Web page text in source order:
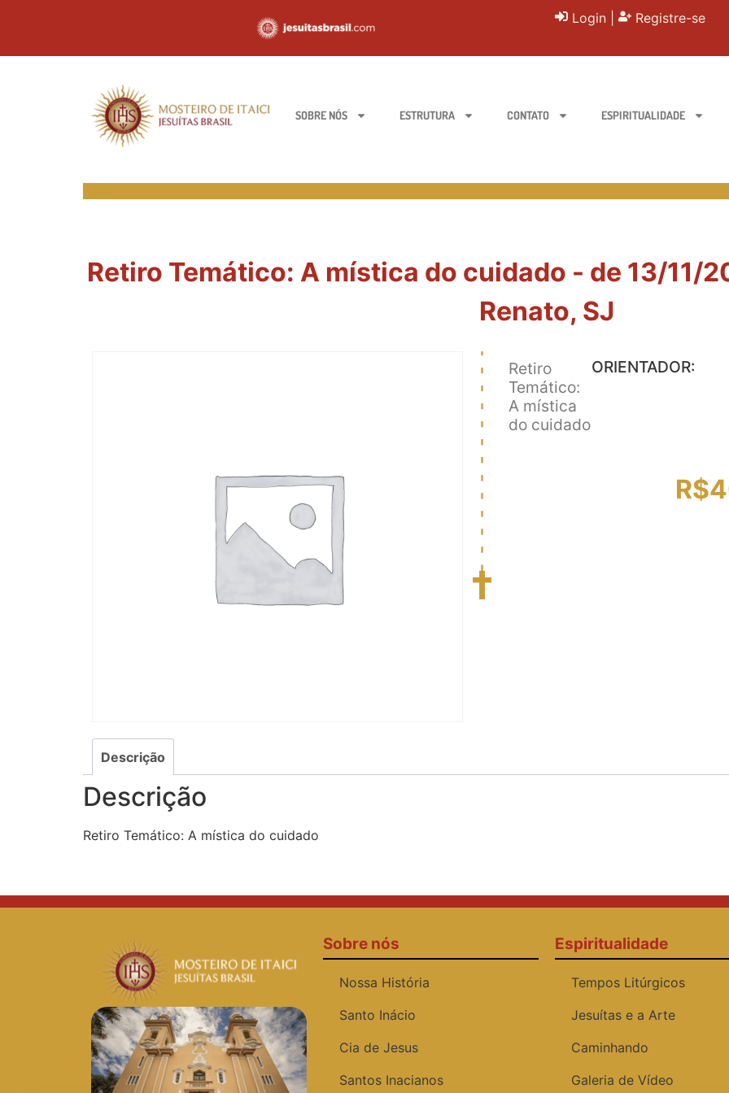
Login Registre-se
SOBRE NÓS ESTRUTURA CONTATO ESPIRITUALIDADE
Retiro Temático: A mística do cuidado - de 13/11/
Renato, SJ
Retiro
Temático:
A mística
do cuidado
ORIENTADOR:
R$
Descrição
Descrição
Retiro Temático: A mística do cuidado
Sobre nós
Nossa História
Santo Inácio
Cia de Jesus
Santos Inacianos
Espiritualidade
Tempos Litúrgicos
Jesuítas e a Arte
Caminhando
Galeria de Vídeo